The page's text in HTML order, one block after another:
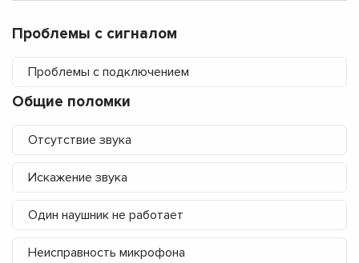
Проблемы с сигналом
Проблемы с подключением
Общие поломки
Отсутствие звука
Искажение звука
Один наушник не работает
Неисправность микрофона